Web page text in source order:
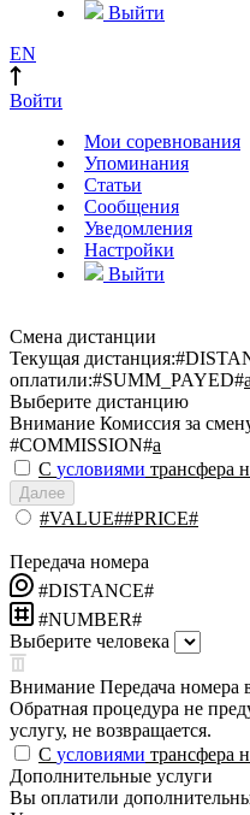
Выйти
EN
Войти
Мои соревнования
Упоминания
Статьи
Сообщения
Уведомления
Настройки
Выйти
Смена дистанции
Текущая дистанция:
оплатили:#SUMM_PAYED#a
Выберите дистанцию
Внимание Комиссия за
#COMMISSION#a
С условиями трансфера
Далее
#VALUE##PRICE#
Передача номера
#DISTANCE#
#NUMBER#
Выберите человека
Внимание Передача номера
Обратная процедура не
услугу, не возвращается.
С условиями трансфера
Дополнительные услуги
Вы оплатили